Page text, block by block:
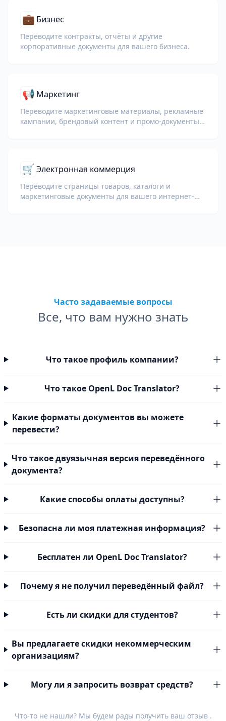
💼 Бизнес
Переводите контракты, отчёты и другие
корпоративные документы для вашего бизнеса.
📢 Маркетинг
Переводите маркетинговые материалы, рекламные
кампании, брендовый контент и промо-документы
🛒Электронная коммерция
Переводите страницы товаров, каталоги и
маркетинговые документы для вашего интернет-
Часто задаваемые вопросы
Все, что вам нужно знать
Что такое профиль компании?
Что такое OpenL Doc Translator?
Какие форматы документов вы можете
перевести?
Что такое двуязычная версия переведённого
документа?
Какие способы оплаты доступны?
Безопасна ли моя платежная информация?
Бесплатен ли OpenL Doc Translator?
Почему я не получил переведённый файл?
Есть ли скидки для студентов?
Вы предлагаете скидки некоммерческим
организациям?
Могу ли я запросить возврат средств?
Что-то не нашли? Мы будем рады получить ваш отзыв.